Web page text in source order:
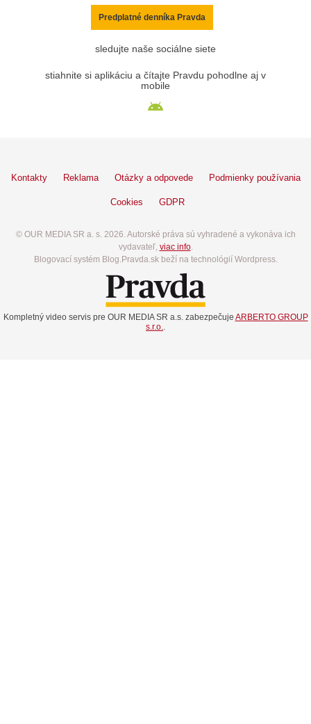
Predplatné denníka Pravda
sledujte naše sociálne siete
stiahnite si aplikáciu a čítajte Pravdu pohodlne aj v
mobile
Kontakty Reklama Otázky a odpovede Podmienky používania
Cookies GDPR
© OUR MEDIA SR a. s. 2026. Autorské práva sú vyhradené a vykonáva ich
vydavateľ, viac info.
Blogovací systém Blog.Pravda.sk beží na technológií Wordpress.
Kompletný video servis pre OUR MEDIA SR a.s. zabezpečuje ARBERTO GROUP
s.r.o..